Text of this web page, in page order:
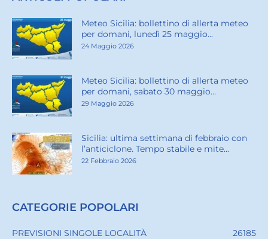
Meteo Sicilia: bollettino di allerta meteo
per domani, lunedì 25 maggio...
24 Maggio 2026
Meteo Sicilia: bollettino di allerta meteo
per domani, sabato 30 maggio...
29 Maggio 2026
Sicilia: ultima settimana di febbraio con
l’anticiclone. Tempo stabile e mite...
22 Febbraio 2026
CATEGORIE POPOLARI
PREVISIONI SINGOLE LOCALITÀ
26185